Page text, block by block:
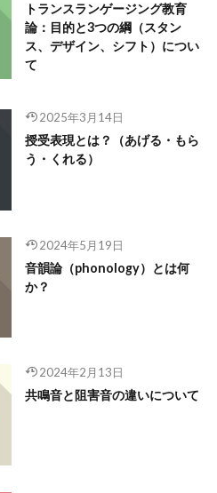
トランスランゲージング教育
論：目的と3つの綱（スタン
ス、デザイン、シフト）につい
て
2025年3月14日
授受表現とは？（あげる・もら
う・くれる）
2024年5月19日
音韻論（phonology）とは何
か？
2024年2月13日
共鳴音と阻害音の違いについて